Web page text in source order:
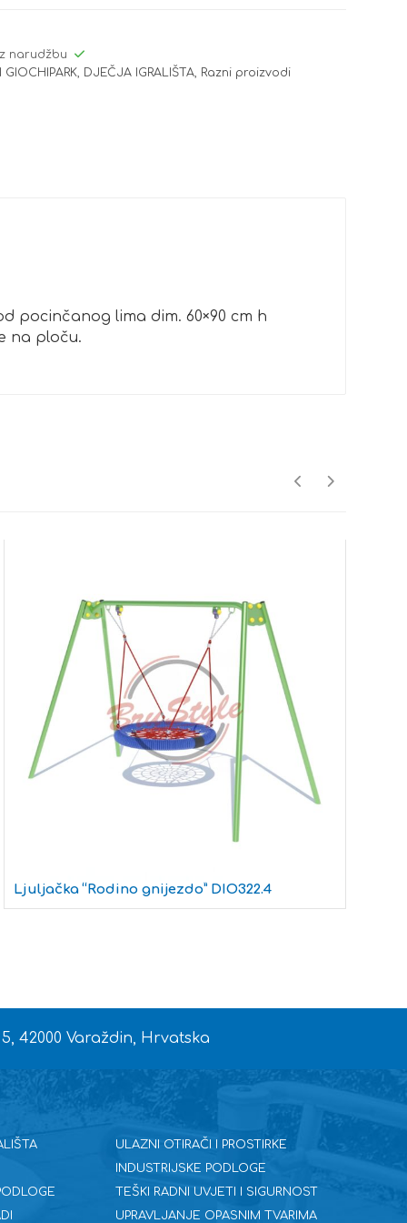
narudžbu
, DJEČJA IGRALIŠTA, Razni proizvodi
pocinčanog lima dim. 60×90 cm h
na ploču.
Ljuljačka “Rodino gnijezdo” DIO322.4
42000 Varaždin, Hrvatska
ULAZNI OTIRAČI I PROSTIRKE
INDUSTRIJSKE PODLOGE
TEŠKI RADNI UVJETI I SIGURNOST
UPRAVLJANJE OPASNIM TVARIMA